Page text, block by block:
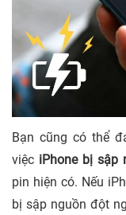
Bạn cũng có thể
việc iPhone bị sập
pin hiện có. Nếu
bị sập nguồn đột